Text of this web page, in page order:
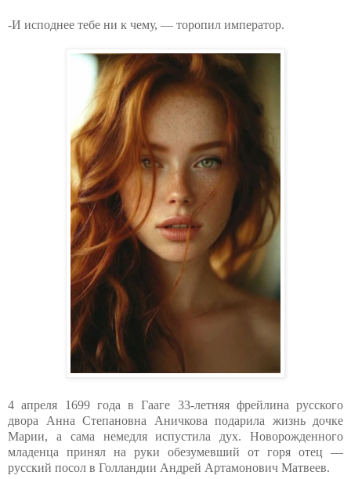
-И исподнее тебе ни к чему, — торопил император.
4 апреля 1699 года в Гааге 33-летняя фрейлина русского
двора Анна Степановна Аничкова подарила жизнь дочке
Марии, а сама немедля испустила дух. Новорожденного
младенца принял на руки обезумевший от горя отец —
русский посол в Голландии Андрей Артамонович Матвеев.